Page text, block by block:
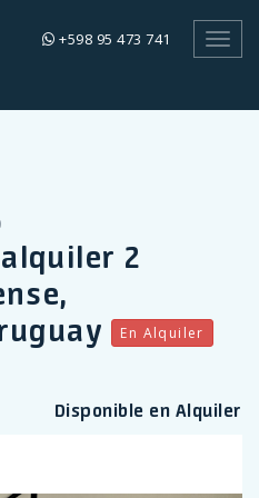
+598 95 473 741
2
En Alquiler
Disponible en Alquiler